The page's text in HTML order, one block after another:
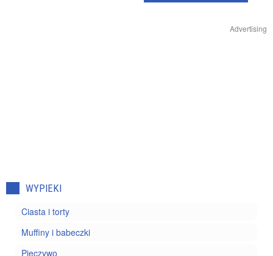
Advertising
WYPIEKI
Ciasta i torty
Muffiny i babeczki
Pieczywo